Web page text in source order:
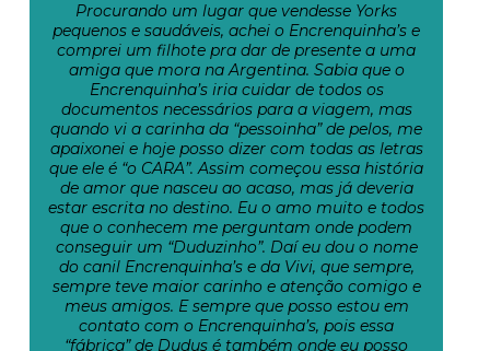
Procurando um lugar que vendesse Yorks
pequenos e saudáveis, achei o Encrenquinha’s e
comprei um filhote pra dar de presente a uma
amiga que mora na Argentina. Sabia que o
Encrenquinha’s iria cuidar de todos os
documentos necessários para a viagem, mas
quando vi a carinha da “pessoinha” de pelos, me
apaixonei e hoje posso dizer com todas as letras
que ele é “o CARA”. Assim começou essa história
de amor que nasceu ao acaso, mas já deveria
estar escrita no destino. Eu o amo muito e todos
que o conhecem me perguntam onde podem
conseguir um “Duduzinho”. Daí eu dou o nome
do canil Encrenquinha’s e da Vivi, que sempre,
sempre teve maior carinho e atenção comigo e
meus amigos. E sempre que posso estou em
contato com o Encrenquinha’s, pois essa
“fábrica” de Dudus é também onde eu posso